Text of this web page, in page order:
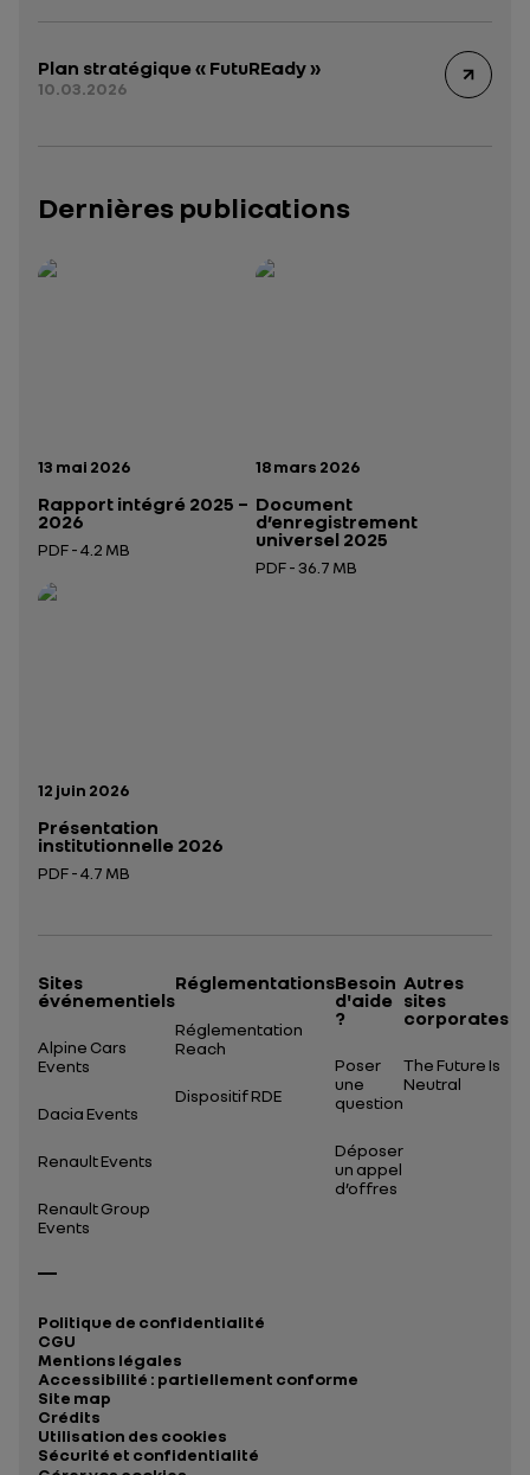
Plan stratégique « FutuREady »
10.03.2026
Dernières publications
Date de publication:
13 mai 2026
Rapport intégré 2025 –
2026
PDF - 4.2 MB
Ouverture dans un nouvel onglet
Rapport intégré 2025 – 2026— données structurées (JSON)
Date de publication:
18 mars 2026
Document
d’enregistrement
universel 2025
PDF - 36.7 MB
Date de publication:
12 juin 2026
Présentation
institutionnelle 2026
PDF - 4.7 MB
Présentation institutionnelle 2026
Sites
événementiels
Alpine Cars
Events
Dacia Events
Renault Events
Renault Group
Events
Réglementations
Réglementation
Reach
Dispositif RDE
Besoin
d'aide
?
Poser
une
question
Déposer
un appel
d’offres
Autres
sites
corporates
The Future Is
Neutral
Politique de confidentialité
CGU
Mentions légales
Accessibilité : partiellement conforme
Site map
Crédits
Utilisation des cookies
Sécurité et confidentialité